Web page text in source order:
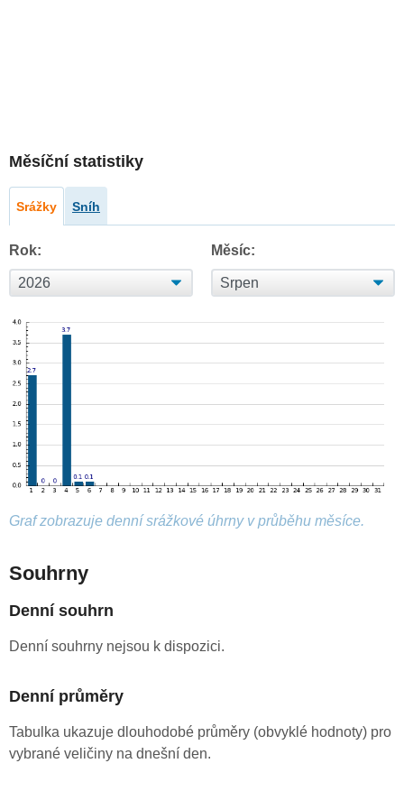
Měsíční statistiky
Srážky Sníh
Rok: Měsíc:
Graf zobrazuje denní srážkové úhrny v průběhu měsíce.
Souhrny
Denní souhrn
Denní souhrny nejsou k dispozici.
Denní průměry
Tabulka ukazuje dlouhodobé průměry (obvyklé hodnoty) pro
vybrané veličiny na dnešní den.